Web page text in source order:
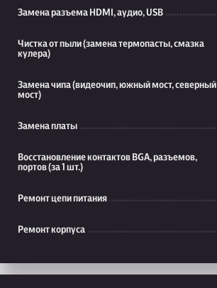
Замена разъема HDMI, аудио, USB
Чистка от пыли (замена термопасты, смазка
кулера)
Замена чипа (видеочип, южный мост, северный
мост)
Замена платы
Восстановление контактов BGA, разъемов,
портов (за 1 шт.)
Ремонт цепи питания
Ремонт корпуса